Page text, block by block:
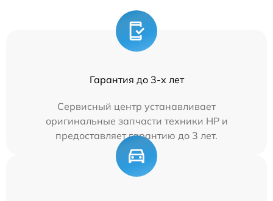
Гарантия до 3-х лет
Сервисный центр устанавливает
оригинальные запчасти техники HP и
предоставляет гарантию до 3 лет.